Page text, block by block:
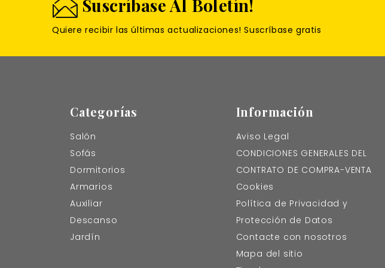
Suscríbase Al Boletín!
Quiere recibir las últimas actualizaciones! Suscríbase gratis
Categorías
Salón
Sofás
Dormitorios
Armarios
Auxiliar
Descanso
Jardín
Información
Aviso Legal
CONDICIONES GENERALES DEL
CONTRATO DE COMPRA-VENTA
Cookies
Política de Privacidad y
Protección de Datos
Contacte con nosotros
Mapa del sitio